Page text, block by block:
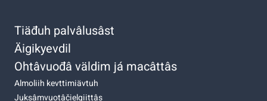
Tiäđuh palvâlusâst
Äigikyevdil
Ohtâvuođâ väldim já macâttâs
Almoliih kevttimiävtuh
Juksâmvuotâčielgiittâs